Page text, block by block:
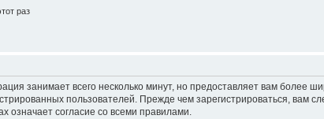
раз
занимает всего несколько минут, но предоставляет вам более
пользователей. Прежде чем зарегистрироваться, вам
согласие со всеми правилами.